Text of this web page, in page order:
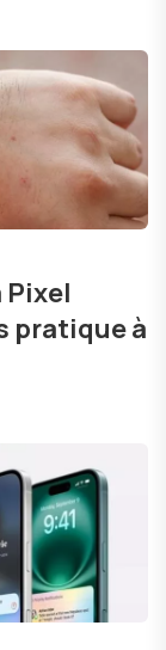
Pixel
pratique à